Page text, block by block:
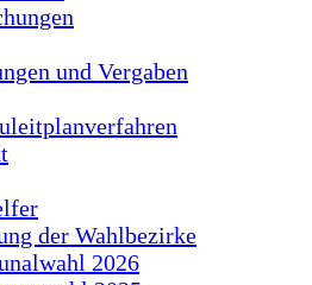
und Vergaben
der Wahlbezirke
2026